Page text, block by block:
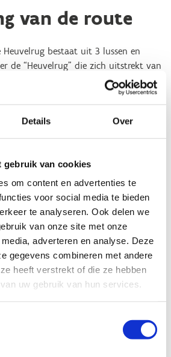
Details Over
gebruik van cookies
om content en advertenties te
voor social media te bieden
te analyseren. Ook delen we
van onze site met onze
adverteren en analyse. Deze
gegevens combineren met andere
heeft verstrekt of die ze hebben
uw gebruik van hun services.
van de route
bestaat uit 3 lussen en
de “Heuvelrug” die zich uitstrekt van
Westrozebeke tot Moorslede.
36 km start in Langemark – OC Den
van Houthulst. Je passseert
km start in Staden – sportcentrum
het sportcentrum van Houthulst. Je
en een mooie passage door het
.
33 km start in Moorslede –
Rustige landelijke wegen en
passages wisselen elkaar af. Je rijdt
en rond Oostnieuwkerke.
Langemark-Poelkapelle